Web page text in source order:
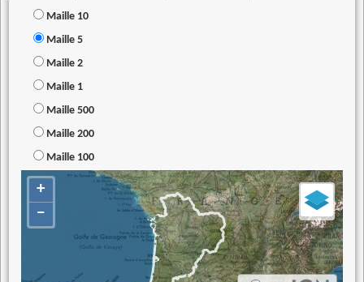
Maille 10
Maille 5
Maille 2
Maille 1
Maille 500
Maille 200
Maille 100
+
−